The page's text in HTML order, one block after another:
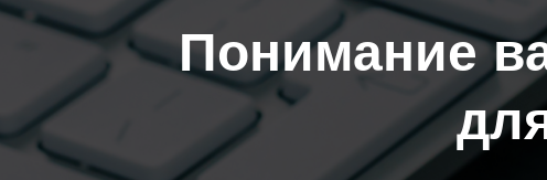
Понимание
Отправить